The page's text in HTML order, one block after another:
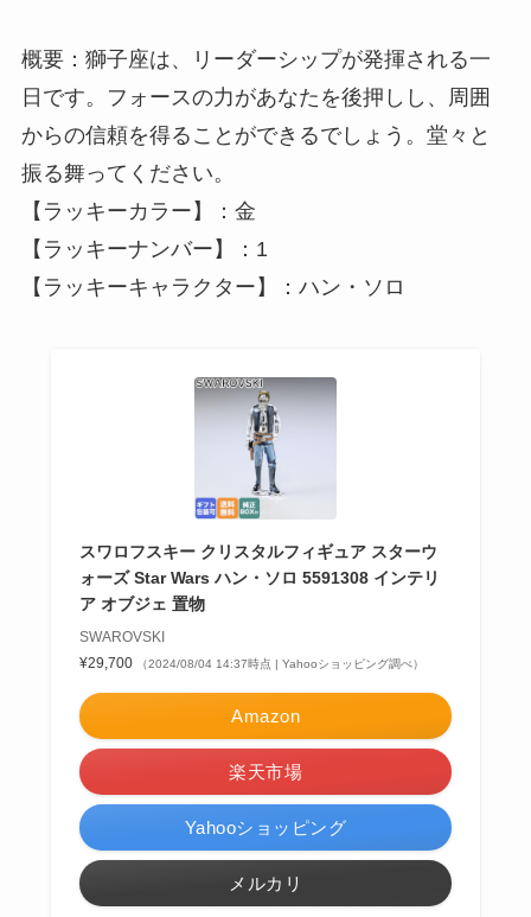
概要：獅子座は、リーダーシップが発揮される一
日です。フォースの力があなたを後押しし、周囲
からの信頼を得ることができるでしょう。堂々と
振る舞ってください。
【ラッキーカラー】：金
【ラッキーナンバー】：1
【ラッキーキャラクター】：ハン・ソロ
スワロフスキー クリスタルフィギュア スターウ
ォーズ Star Wars ハン・ソロ 5591308 インテリ
ア オブジェ 置物
SWAROVSKI
¥29,700
（2024/08/04 14:37時点 | Yahooショッピング調べ）
Amazon
楽天市場
Yahooショッピング
メルカリ